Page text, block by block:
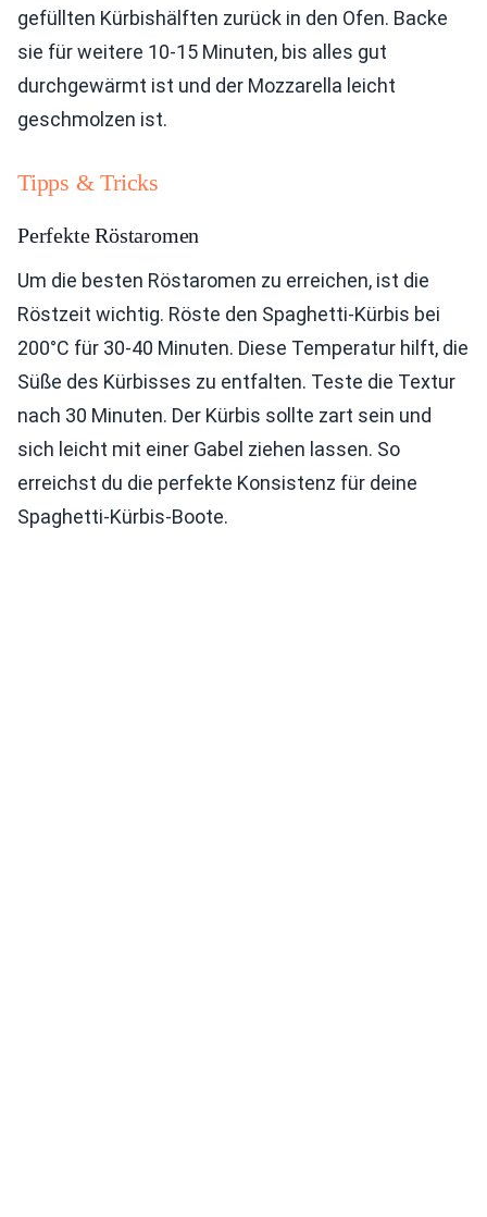
gefüllten Kürbishälften zurück in den Ofen. Backe
sie für weitere 10-15 Minuten, bis alles gut
durchgewärmt ist und der Mozzarella leicht
geschmolzen ist.
Tipps & Tricks
Perfekte Röstaromen
Um die besten Röstaromen zu erreichen, ist die
Röstzeit wichtig. Röste den Spaghetti-Kürbis bei
200°C für 30-40 Minuten. Diese Temperatur hilft, die
Süße des Kürbisses zu entfalten. Teste die Textur
nach 30 Minuten. Der Kürbis sollte zart sein und
sich leicht mit einer Gabel ziehen lassen. So
erreichst du die perfekte Konsistenz für deine
Spaghetti-Kürbis-Boote.